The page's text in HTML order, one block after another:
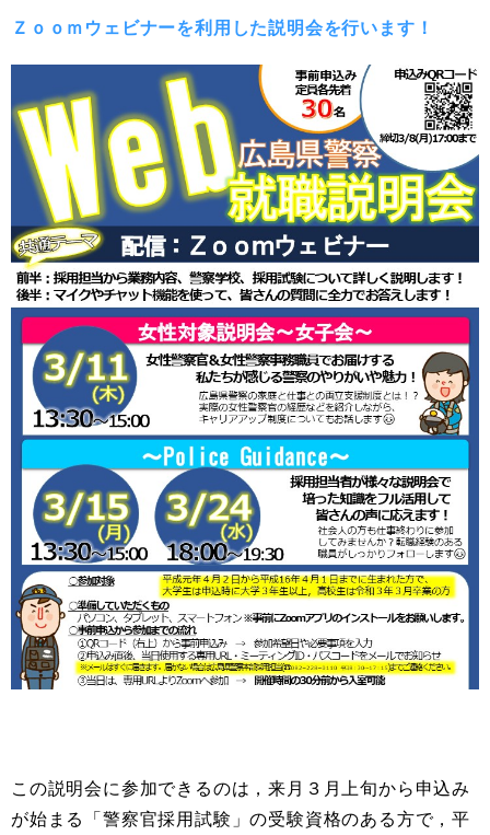
Ｚｏｏｍウェビナーを利用した説明会を行います！
この説明会に参加できるのは，来月３月上旬から申込み
が始まる「警察官採用試験」の受験資格のある方で，平